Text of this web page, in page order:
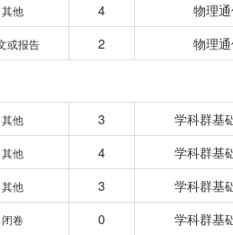
其他 4
物理
或报告 2 物理
其他 3
学科群基
其他 4
学科群基
其他 3
学科群基
闭卷 0
学科群基